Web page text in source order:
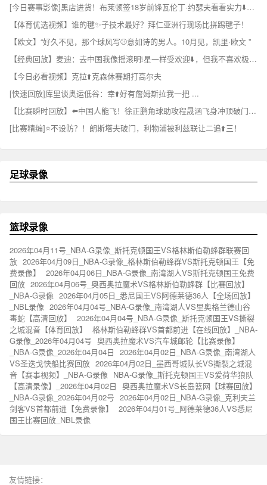
[今日赛事影像]黑店进货！布莱顿签18岁前锋瓦伦丁·约瑟夫看看实力⬇️如何？
【体育优选视频】谁的毽✨子技术最好？拜仁亚洲行现场比拼踢毽子！
【欧文】“好久不见，那个球风写⚾意如诗的男人。10月见，凯里·欧文 ”
【经典回放】麦迪：去中国我像摇滚明❕星一样受欢迎⬇️，但我不喜欢极端的粉丝
【今日必看视频】克拉⬆️克森休赛期打高尔夫
[快速回放]库里谈奥运低谷：幸⬆️好有詹姆斯拉我一把 ...
【比赛瞬时回放】⬅️中国人能飞！徐正鹏角球助攻程晟涵飞身冲顶破门，庆⭐祝戴个面✌️具！
[比赛精编]⭐不设防？！朗斯塔夫破门，利物浦被利兹联让二追⬆️三！
足球录像
篮球录像
2026年04月11号_NBA-G录像_斯托克顿国王VS格林斯伯勒蜂群联赛回
放 2026年04月09日_NBA-G录像_格林斯伯勒蜂群VS斯托克顿国王【免
费录像】
2026年04月06日_NBA-G录像_南湾湖人VS斯托克顿国王免费
回放 2026年04月06号_奥西奥拉魔术VS格林斯伯勒蜂群【比赛回放】
_NBA-G录像 2026年04月05日_悉尼国王VS阿德莱德36人【全场回放】
_NBL录像 2026年04月04号_NBA-G录像_南湾湖人VS里奥格兰德山谷
毒蛇【高清回放】
2026年04月04号_NBA-G录像_斯托克顿国王VS撕裂
之城混音【体育回放】
格林斯伯勒蜂群VS首都前进【在线回放】_NBA-
G录像_2026年04月04号 奥西奥拉魔术VS汽车城邮轮【比赛录像】
_NBA-G录像_2026年04月04日 2026年04月02日_NBA-G录像_南湾湖人
VS圣迭戈快船比赛回放 2026年04月02日_墨西哥城队长VS撕裂之城混
音【赛事视频】_NBA-G录像 NBA-G录像_斯托克顿国王VS爱荷华狼队
【高清录像】_2026年04月02日 奥西奥拉魔术VS长岛篮网【球赛回放】
_NBA-G录像_2026年04月02号 2026年04月02日_NBA-G录像_克利夫兰
剑客VS首都前进【免费录像】
2026年04月01号_阿德莱德36人VS悉尼
国王比赛回放_NBL录像
友情链接：